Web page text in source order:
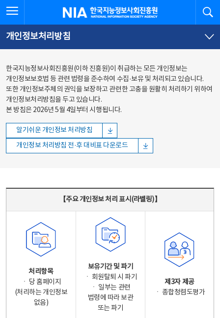
바로가기
바로가기
한국지능정보사회진흥원
개인정보처리방침
한국지능정보사회진흥원(이하 진흥원)이 취급하는 모든 개인정보는
개인정보보호법 등 관련 법령을 준수하여 수집·보유 및 처리되고 있습니다.
또한 개인정보주체의 권익을 보장하고 관련한 고충을 원활히 처리하기 위하여
개인정보처리방침을 두고 있습니다.
본 방침은 2026년 5월 4일부터 시행됩니다.
알기쉬운 개인정보 처리방침
개인정보 처리방침 전·후 대비표 다운로드
【주요 개인정보 처리 표시(라벨링)】
처리항목
ㆍ 당 홈페이지
(처리하는 개인정보
없음)
보유기간 및 파기
ㆍ 회원탈퇴 시 파기
ㆍ 일부는 관련
법령에 따라 보관
또는 파기
제3자 제공
ㆍ 종합청렴도평가